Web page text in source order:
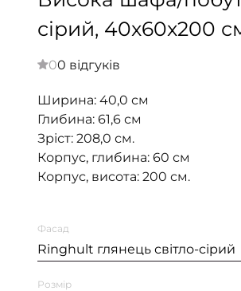
сірий, 40x60x200
00 відгуків
Ширина: 40,0 см
Глибина: 61,6 см
Зріст: 208,0 см.
Корпус, глибина: 60 см
Корпус, висота: 200 см.
Фасад
Ringhult глянець світло-сірий
Розмір